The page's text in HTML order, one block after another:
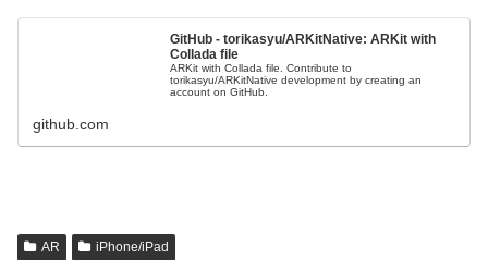
GitHub - torikasyu/ARKitNative: ARKit with
Collada file
ARKit with Collada file. Contribute to
torikasyu/ARKitNative development by creating an
account on GitHub.
github.com
AR iPhone/iPad